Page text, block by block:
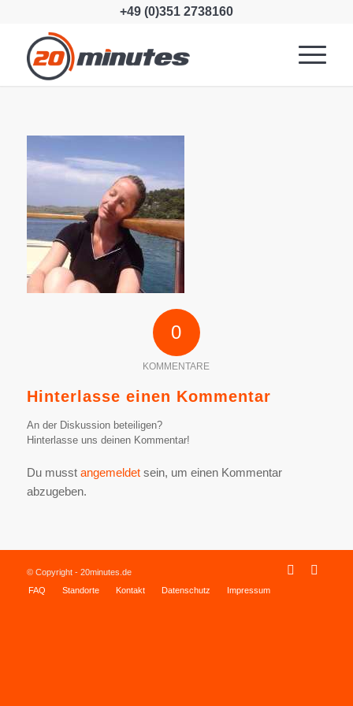
+49 (0)351 2738160
0
KOMMENTARE
Hinterlasse einen Kommentar
An der Diskussion beteiligen?
Hinterlasse uns deinen Kommentar!
Du musst angemeldetsein, um einen Kommentar
abzugeben.
© Copyright - 20minutes.de
FAQ
Standorte Kontakt Datenschutz Impressum